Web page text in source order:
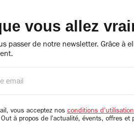
vous allez
passer de notre newsletter. Grâce à
vous acceptez nos conditions d'utilisation
à propos de l'actualité, évents, offres